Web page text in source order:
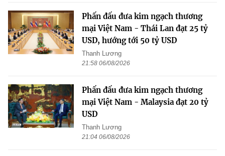
Phấn đấu đưa kim ngạch thương
mại Việt Nam - Thái Lan đạt 25 tỷ
USD, hướng tới 50 tỷ USD
Thanh Lương
21:58 06/08/2026
Phấn đấu đưa kim ngạch thương
mại Việt Nam - Malaysia đạt 20 tỷ
USD
Thanh Lương
21:04 06/08/2026